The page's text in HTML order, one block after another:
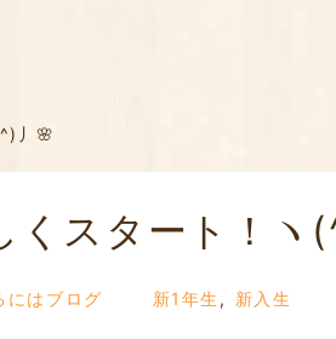
丿🌸
くスタート！ヽ
にはブログ 新1年生 , 新入生